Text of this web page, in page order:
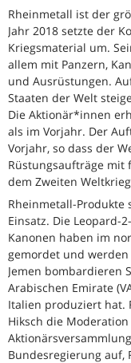
Rheinmetall ist der
Jahr 2018 setzte der
Kriegsmaterial um.
allem mit Panzern,
und Ausrüstungen.
Staaten der Welt
Die Aktionär*innen
als im Vorjahr. Der
Vorjahr, so dass der
Rüstungsaufträge mit
dem Zweiten
Rheinmetall-Produkte
Einsatz. Die Leopard-
Kanonen haben im
gemordet und
Jemen bombardieren
Arabischen Emirate
Italien produziert hat.
Hiksch die
Bundesregierung auf,